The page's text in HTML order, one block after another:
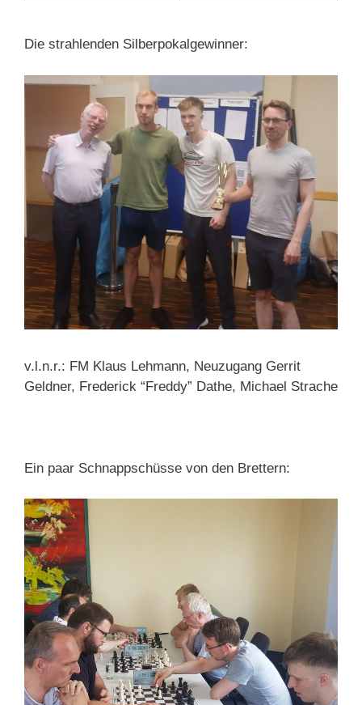
Die strahlenden Silberpokalgewinner:
v.l.n.r.: FM Klaus Lehmann, Neuzugang Gerrit
Geldner, Frederick “Freddy” Dathe, Michael Strache
Ein paar Schnappschüsse von den Brettern: